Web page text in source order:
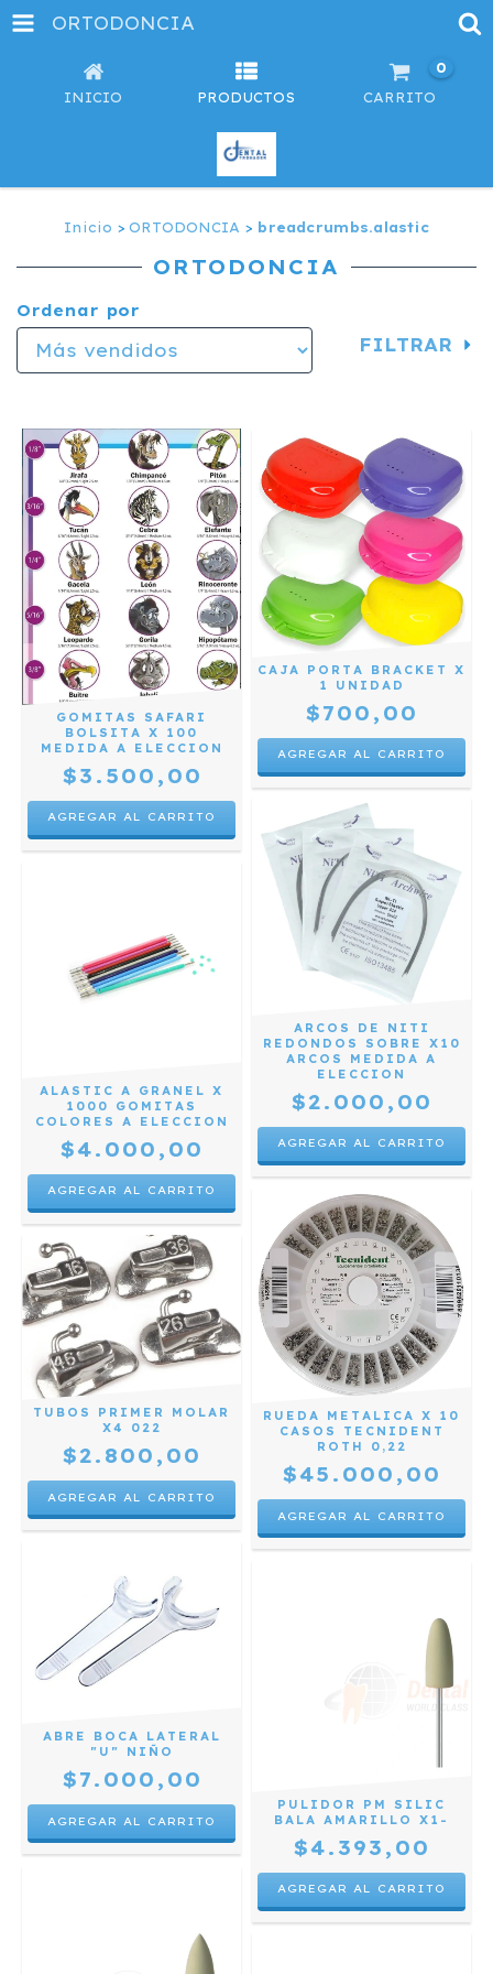
ORTODONCIA
INICIO PRODUCTOS CARRITO
0
Inicio > ORTODONCIA > breadcrumbs.alastic
ORTODONCIA
Ordenar por
FILTRAR
GOMITAS SAFARI
BOLSITA X 100
MEDIDA A ELECCION
$3.500,00
AGREGAR AL CARRITO
CAJA PORTA BRACKET X
1 UNIDAD
$700,00
ALASTIC A GRANEL X
1000 GOMITAS
COLORES A ELECCION
$4.000,00
AGREGAR AL CARRITO
ARCOS DE NITI
REDONDOS SOBRE X10
ARCOS MEDIDA A
ELECCION
$2.000,00
AGREGAR AL CARRITO
TUBOS PRIMER MOLAR
X4 022
$2.800,00
RUEDA METALICA X 10
CASOS TECNIDENT
ROTH 0,22
$45.000,00
ABRE BOCA LATERAL
"U" NIÑO
$7.000,00
PULIDOR PM SILIC
BALA AMARILLO X1-
$4.393,00